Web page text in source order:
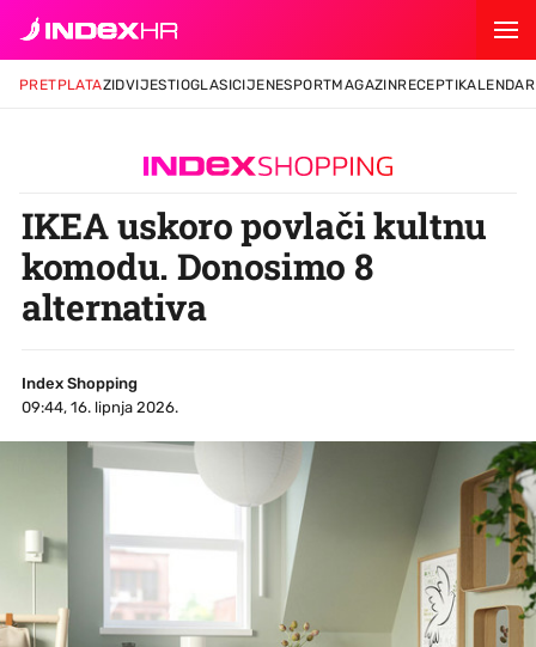
PRETPLATAZIDVIJESTIOGLASICIJENESPORTMAGAZINRECEPTIKALENDAR
IKEA uskoro povlači kultnu
komodu. Donosimo 8
alternativa
Index Shopping
09:44, 16. lipnja 2026.